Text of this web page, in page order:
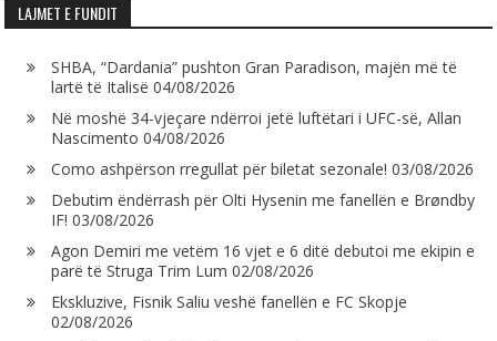
LAJMET E FUNDIT
SHBA, “Dardania” pushton Gran Paradison, majën më të
lartë të Italisë 04/08/2026
Në moshë 34-vjeçare ndërroi jetë luftëtari i UFC-së, Allan
Nascimento 04/08/2026
Como ashpërson rregullat për biletat sezonale! 03/08/2026
Debutim ëndërrash për Olti Hysenin me fanellën e Brøndby
IF! 03/08/2026
Agon Demiri me vetëm 16 vjet e 6 ditë debutoi me ekipin e
parë të Struga Trim Lum 02/08/2026
Ekskluzive, Fisnik Saliu veshë fanellën e FC Skopje
02/08/2026